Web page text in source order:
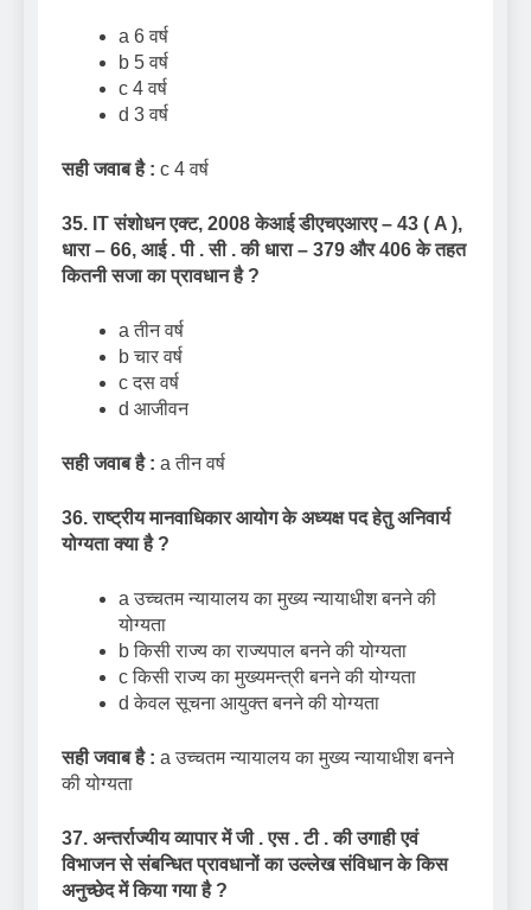
a 6 वर्ष
b 5 वर्ष
c 4 वर्ष
d 3 वर्ष
सही जवाब है : c 4 वर्ष
35. ITसंशोधन एक्ट, 2008 केआई डीएचएआरए – 43 ( A ),
धारा – 66, आई . पी . सी . की धारा – 379 और 406 के तहत
कितनी सजा का प्रावधान है ?
a तीन वर्ष
b चार वर्ष
c दस वर्ष
d आजीवन
सही जवाब है : a तीन वर्ष
36.राष्ट्रीय मानवाधिकार आयोग के अध्यक्ष पद हेतु अनिवार्य
योग्यता क्या है ?
a उच्चतम न्यायालय का मुख्य न्यायाधीश बनने की
योग्यता
b किसी राज्य का राज्यपाल बनने की योग्यता
c किसी राज्य का मुख्यमन्त्री बनने की योग्यता
d केवल सूचना आयुक्त बनने की योग्यता
सही जवाब है : a उच्चतम न्यायालय का मुख्य न्यायाधीश बनने
की योग्यता
37. अन्तर्राज्यीय व्यापार में जी . एस . टी . की उगाही एवं
विभाजन से संबन्धित प्रावधानों का उल्लेख संविधान के किस
अनुच्छेद में किया गया है ?